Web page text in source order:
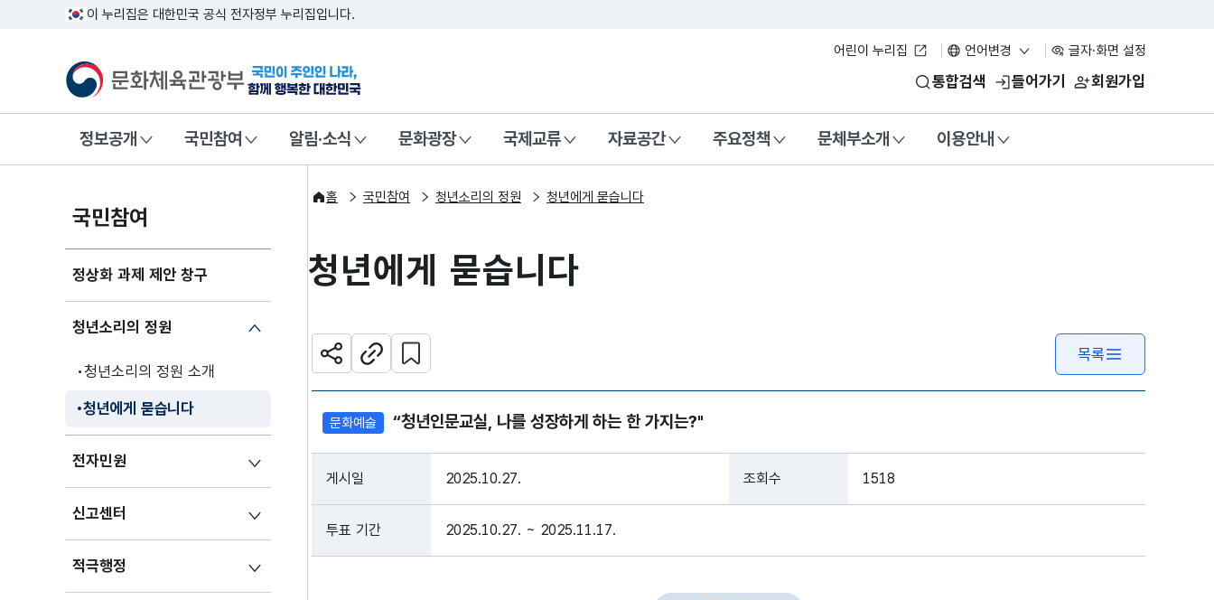
이 누리집은 대한민국 공식 전자정부 누리집입니다.
어린이 누리집 언어변경 글자·화면 설정
문화체육관광부국민이 주인인 나라, 함께 행복한 대한민국 통합검색 들어가기 회원가입
정보공개 국민참여 알림·소식 문화광장 국제교류 자료공간 주요정책 문체부소개 이용안내
국민참여
정상화 과제 제안 창구
청년소리의 정원
청년소리의 정원 소개
청년에게 묻습니다
전자민원
신고센터
적극행정
홈 국민참여 청년소리의 정원 청년에게 묻습니다
청년에게 묻습니다
공유하기주소복사
관심 콘텐츠 설정하기
목록
문화예술 “청년인문교실, 나를 성장하게 하는 한 가지는?"
게시일 2025.10.27. 조회수 1518
투표 기간 2025.10.27. ~ 2025.11.17.